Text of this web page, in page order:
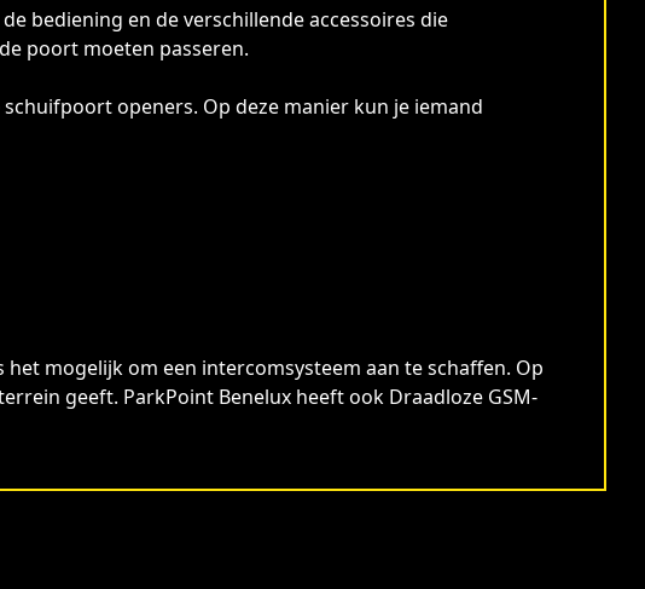
bediening en de verschillende accessoires die
poort moeten passeren.
openers. Op deze manier kun je iemand
mogelijk om een intercomsysteem aan te schaffen. Op
geeft. ParkPoint Benelux heeft ook Draadloze GSM-